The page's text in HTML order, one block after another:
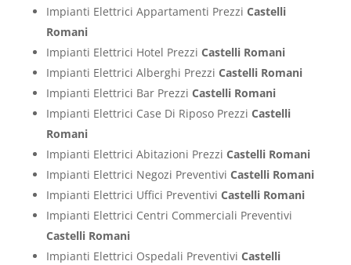
Impianti Elettrici Appartamenti Prezzi Castelli
Romani
Impianti Elettrici Hotel Prezzi Castelli Romani
Impianti Elettrici Alberghi Prezzi Castelli Romani
Impianti Elettrici Bar Prezzi Castelli Romani
Impianti Elettrici Case Di Riposo Prezzi Castelli
Romani
Impianti Elettrici Abitazioni Prezzi Castelli Romani
Impianti Elettrici Negozi Preventivi Castelli Romani
Impianti Elettrici Uffici Preventivi Castelli Romani
Impianti Elettrici Centri Commerciali Preventivi
Castelli Romani
Impianti Elettrici Ospedali Preventivi Castelli